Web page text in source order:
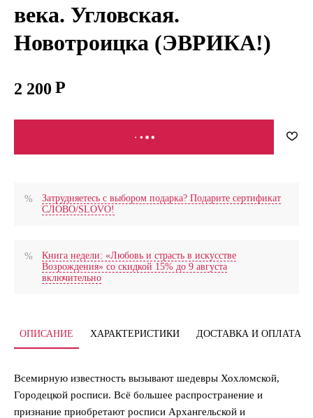
века. Угловская.
Новотроицка (ЭВРИКА!)
2 200
В КОРЗИНУ
Затрудняетесь с выбором подарка? Подарите сертификат
СЛОВО/SLOVO!
Книга недели: «Любовь и страсть в искусстве
Возрождения» со скидкой 15% до 9 августа
включительно
ОПИСАНИЕ ХАРАКТЕРИСТИКИ ДОСТАВКА И ОПЛАТА
Всемирную известность вызывают шедевры Хохломской,
Городецкой росписи. Всё большее распространение и
признание приобретают росписи Архангельской и